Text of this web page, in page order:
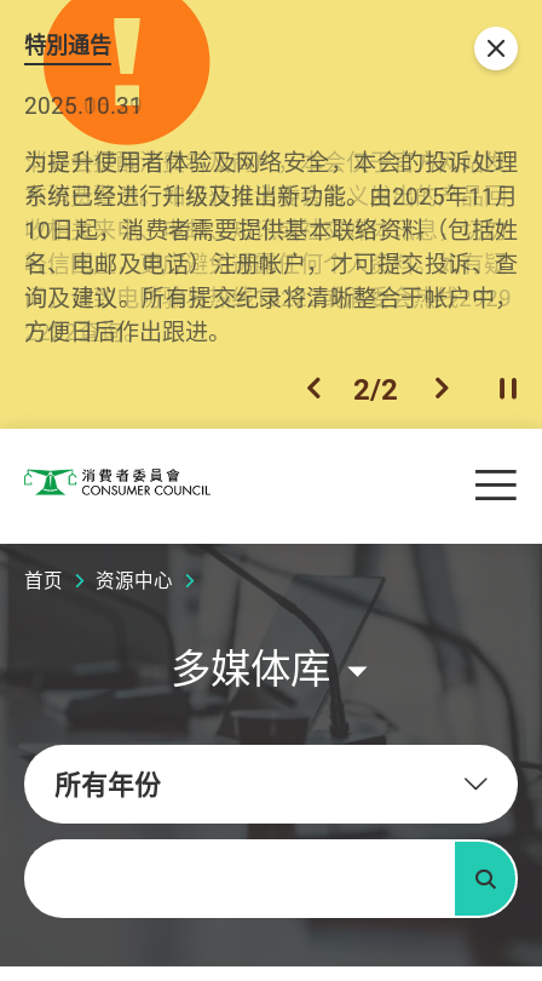
特別通告
2026.06.29
消委会提醒消费者及商户，本会仅于官方网站发
布消费警示。如接获以消委会名义发出的产品回
收相关来电、电邮、短讯或社交媒体讯息，切勿
轻信回应，更应避免透露任何个人资料。如有疑
问，请致电防骗易热线18222或消委会热线2929
2222查询。
2025.10.31
为提升使用者体验及网络安全，本会的投诉处理
系统已经进行升级及推出新功能。由2025年11月
10日起，消费者需要提供基本联络资料（包括姓
名、电邮及电话）注册帐户，才可提交投诉、查
询及建议。所有提交纪录将清晰整合于帐户中，
方便日后作出跟进。
上一个
2/2 下一个开
关闭
消费者委员会 目
首页 资源中心
多媒体库
所有年份
关键字
搜寻